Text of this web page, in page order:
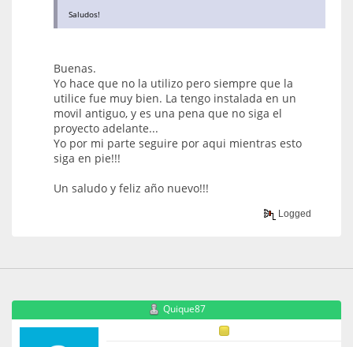
Saludos!
Buenas.
Yo hace que no la utilizo pero siempre que la
utilice fue muy bien. La tengo instalada en un
movil antiguo, y es una pena que no siga el
proyecto adelante...
Yo por mi parte seguire por aqui mientras esto
siga en pie!!!
Un saludo y feliz año nuevo!!!
Logged
Quique87